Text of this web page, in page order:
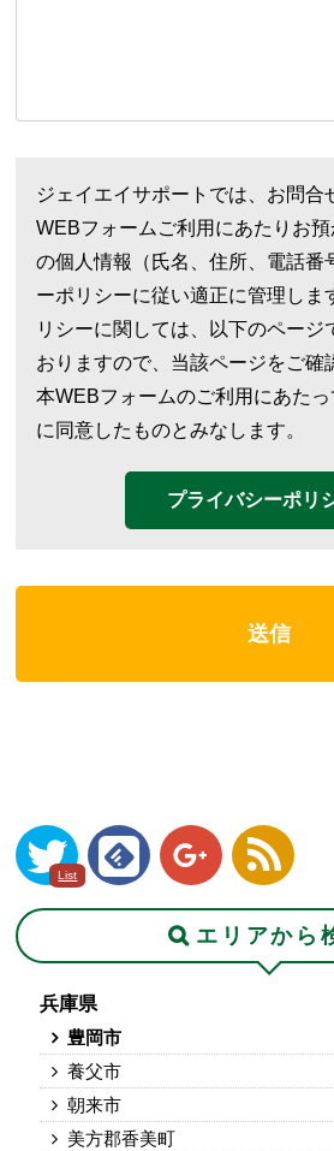
ジェイエイサポートでは、お問合
WEBフォームご利用にあたりお預
の個人情報（氏名、住所、電話番
ーポリシーに従い適正に管理しま
リシーに関しては、以下のページ
おりますので、当該ページをご確
本WEBフォームのご利用にあた
に同意したものとみなします。
プライバシーポリ
List
エリアから
兵庫県
豊岡市
養父市
朝来市
美方郡香美町